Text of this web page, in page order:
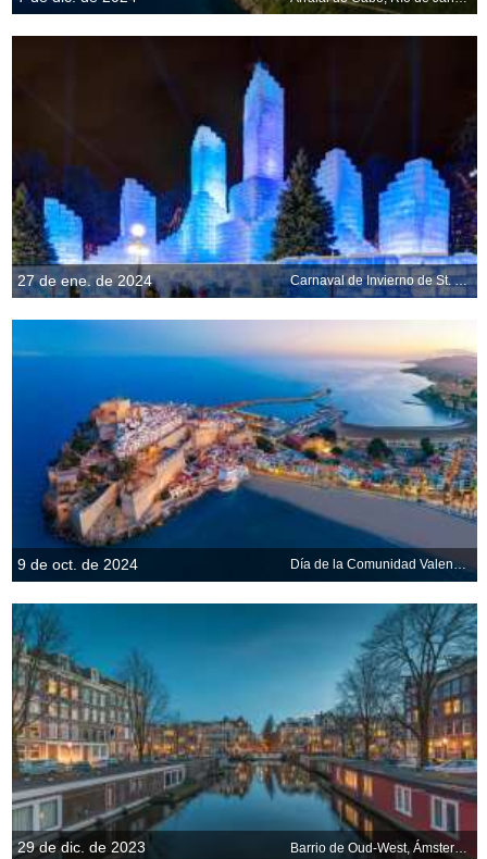
27 de ene. de 2024 Carnaval de Invierno de St. Paul, Minnesota, EE.UU.
9 de oct. de 2024 Día de la Comunidad Valenciana
29 de dic. de 2023 Barrio de Oud-West, Ámsterdam, Países Bajos